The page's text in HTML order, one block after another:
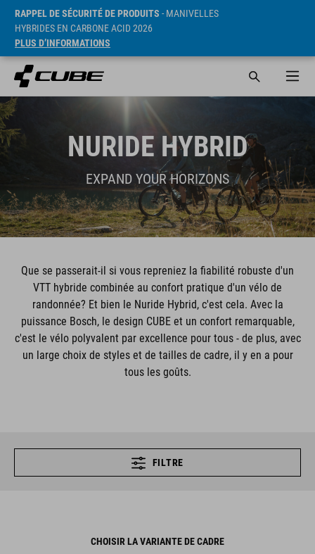
RAPPEL DE SÉCURITÉ DE PRODUITS - MANIVELLES
HYBRIDES EN CARBONE ACID 2026
PLUS D’INFORMATIONS
NURIDE HYBRID
EXPAND YOUR HORIZONS
Que se passerait-il si vous repreniez la fiabilité robuste d'un
VTT hybride combinée au confort pratique d'un vélo de
randonnée? Et bien le Nuride Hybrid, c'est cela. Avec la
puissance Bosch, le design CUBE et un confort remarquable,
c'est le vélo polyvalent par excellence pour tous - de plus, avec
un large choix de styles et de tailles de cadre, il y en a pour
tous les goûts.
FILTRE
CHOISIR LA VARIANTE DE CADRE